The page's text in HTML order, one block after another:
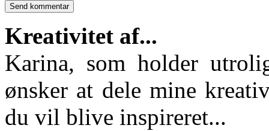
Kreativitet af...
Karina, som holder
ønsker at dele mine
du vil blive inspireret...